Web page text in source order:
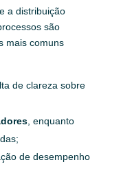
a distribuição
são
mais comuns
de clareza sobre
, enquanto
de desempenho